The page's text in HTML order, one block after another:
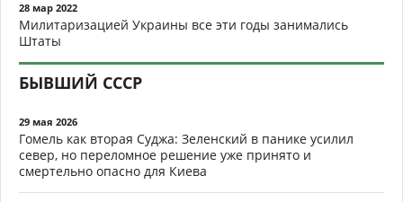
28 мар 2022
Милитаризацией Украины все эти годы занимались
Штаты
БЫВШИЙ СССР
29 мая 2026
Гомель как вторая Суджа: Зеленский в панике усилил
север, но переломное решение уже принято и
смертельно опасно для Киева